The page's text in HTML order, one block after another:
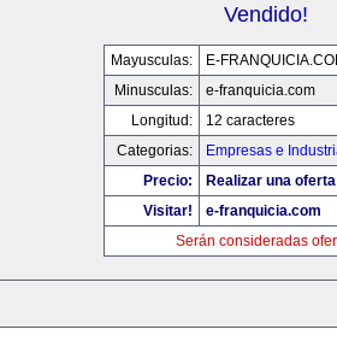
Vendido!
Mayusculas:
E-
Minusculas:
e-franquicia.com
Longitud:
12 caracteres
Categorias:
Empresas e
Precio:
Realizar una
Visitar!
e-franquicia.com
Serán consideradas